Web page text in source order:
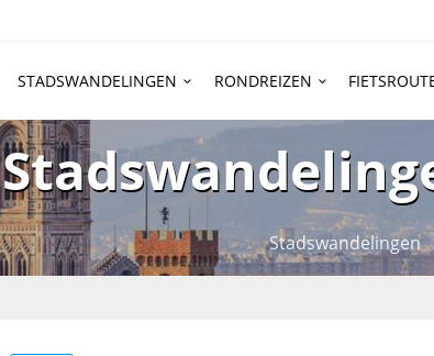
STADSWANDELINGEN RONDREIZEN
Stadswandelingen